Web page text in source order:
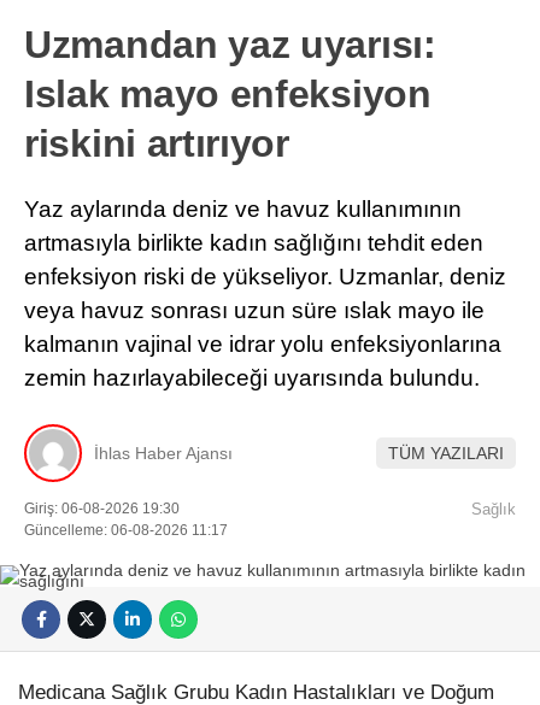
Uzmandan yaz uyarısı:
Islak mayo enfeksiyon
riskini artırıyor
Yaz aylarında deniz ve havuz kullanımının
artmasıyla birlikte kadın sağlığını tehdit eden
enfeksiyon riski de yükseliyor. Uzmanlar, deniz
veya havuz sonrası uzun süre ıslak mayo ile
kalmanın vajinal ve idrar yolu enfeksiyonlarına
zemin hazırlayabileceği uyarısında bulundu.
İhlas Haber Ajansı TÜM YAZILARI
Giriş: 06-08-2026 19:30
Güncelleme: 06-08-2026 11:17
Sağlık
Medicana Sağlık Grubu Kadın Hastalıkları ve Doğum